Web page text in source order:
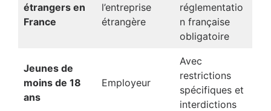
étrangers en
France
l’entreprise
étrangère
réglementatio
n française
obligatoire
Jeunes de
moins de 18
ans
Employeur
Avec
restrictions
spécifiques et
interdictions